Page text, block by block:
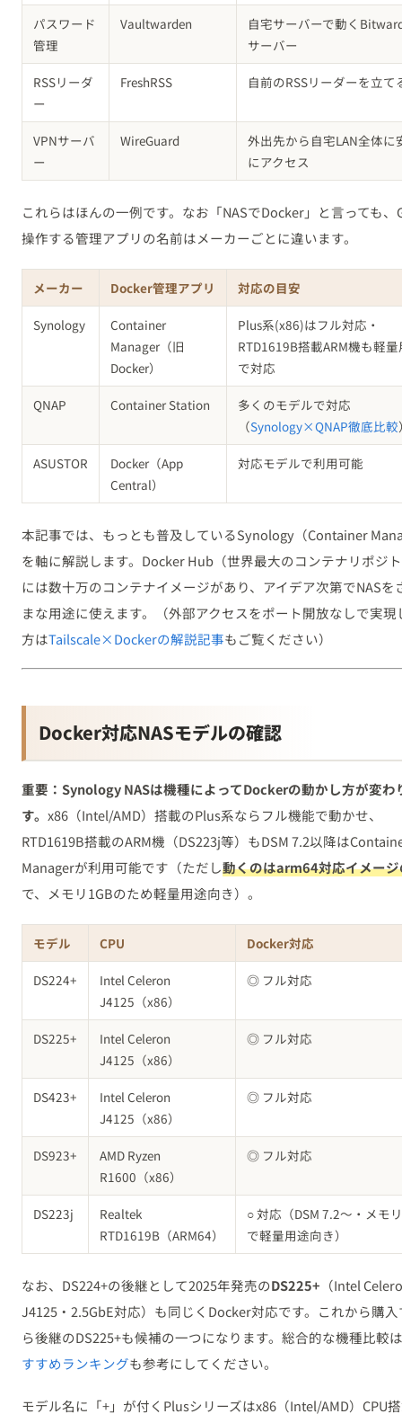
パスワード
管理
Vaultwarden
自宅サーバーで動く
サーバー
RSSリーダ
ー
FreshRSS 自前のRSSリーダーを立て
VPNサーバ
ー
WireGuard
外出先から自宅LAN全体に
にアクセス
これらはほんの一例です。なお「NASでDocker」と言っても、
操作する管理アプリの名前はメーカーごとに違います。
メーカー Docker管理アプリ 対応の目安
Synology
Container
Manager（旧
Docker）
Plus系(x86)はフル対応・
RTD1619B搭載ARM機も軽
で対応
QNAP Container Station
多くのモデルで対応
（Synology×QNAP徹底比較
ASUSTOR
Docker（App
Central）
対応モデルで利用可能
本記事では、もっとも普及しているSynology（Container
を軸に解説します。Docker Hub（世界最大のコンテナリポジ
には数十万のコンテナイメージがあり、アイデア次第でNASを
まな用途に使えます。（外部アクセスをポート開放なしで実現
方はTailscale×Dockerの解説記事もご覧ください）
Docker対応NASモデルの確認
重要：Synology NASは機種によってDockerの動かし方が変わ
す。 x86（Intel/AMD）搭載のPlus系ならフル機能で動かせ、
RTD1619B搭載のARM機（DS223j等）もDSM 7.2以降は
Managerが利用可能です（ただし動くのはarm64対応イメー
で、メモリ1GBのため軽量用途向き）。
モデル CPU Docker対応
DS224+
Intel Celeron
J4125（x86）
◎ フル対応
DS225+
Intel Celeron
J4125（x86）
◎ フル対応
DS423+
Intel Celeron
J4125（x86）
◎ フル対応
DS923+
AMD Ryzen
R1600（x86）
◎ フル対応
DS223j
Realtek
RTD1619B（ARM64）
○ 対応（DSM 7.2〜・メモ
で軽量用途向き）
なお、DS224+の後継として2025年発売のDS225+ （Intel
J4125・2.5GbE対応）も同じくDocker対応です。これから購
ら後継のDS225+も候補の一つになります。総合的な機種比較は
すすめランキングも参考にしてください。
モデル名に「+」が付くPlusシリーズはx86（Intel/AMD）CPU